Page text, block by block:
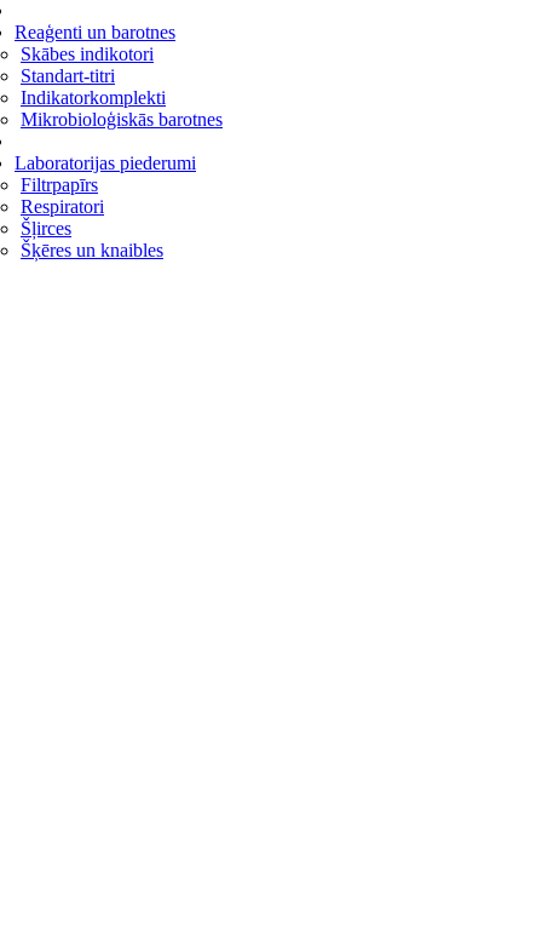
Reaģenti un barotnes
Skābes indikotori
Standart-titri
Indikatorkomplekti
Mikrobioloģiskās barotnes
Laboratorijas piederumi
Filtrpapīrs
Respiratori
Šļirces
Šķēres un knaibles